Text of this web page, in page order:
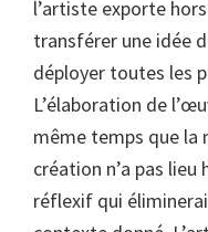
l’artiste exporte
transférer une idée
déployer toutes les
L’élaboration de
même temps que la
création n’a pas
réflexif qui